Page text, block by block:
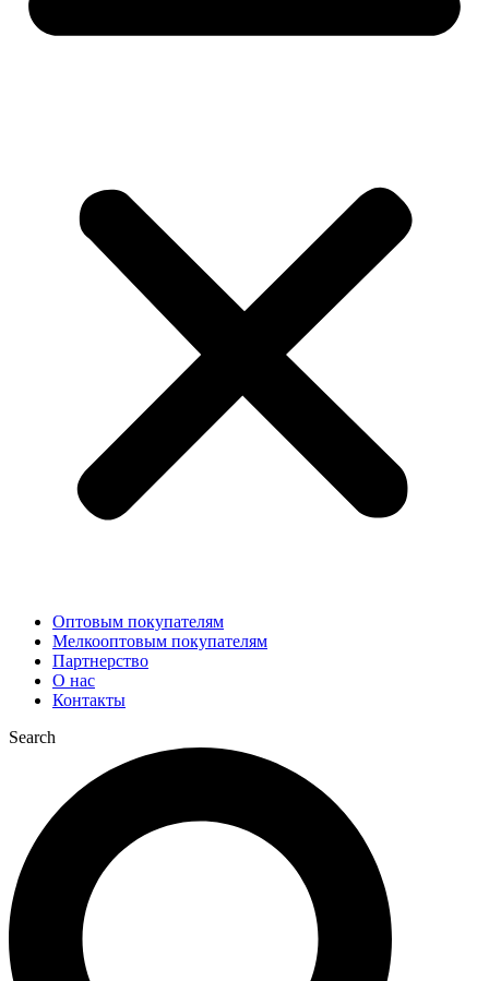
Оптовым покупателям
Мелкооптовым покупателям
Партнерство
О нас
Контакты
Search